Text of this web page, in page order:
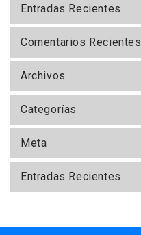
Entradas Recientes
Comentarios Recientes
Archivos
Categorías
Meta
Entradas Recientes